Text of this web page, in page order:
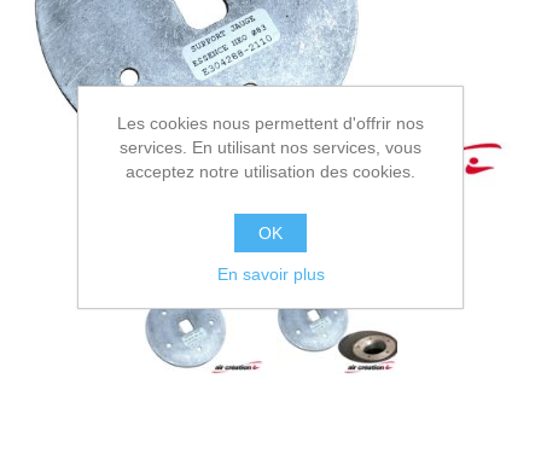
Les cookies nous permettent d'offrir nos
services. En utilisant nos services, vous
acceptez notre utilisation des cookies.
OK
En savoir plus